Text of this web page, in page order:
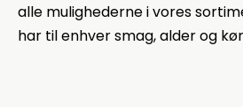
alle mulighederne i vores
har til enhver smag, alder og